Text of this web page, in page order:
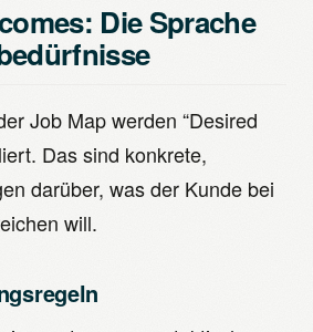
Die Sprache
Job Map werden “Desired
Das sind konkrete,
darüber, was der Kunde bei
will.